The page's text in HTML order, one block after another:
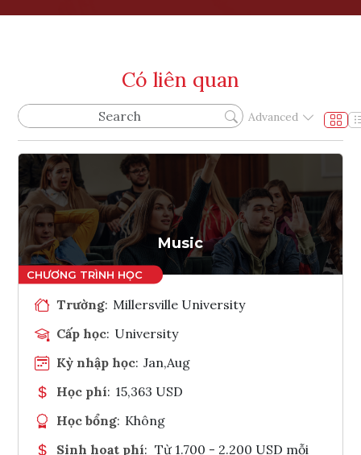
Có liên quan
Advanced
Music
Trường: Millersville University
Cấp học: University
Kỳ nhập học: Jan,Aug
Học phí: 15,363 USD
Học bổng: Không
Sinh hoạt phí: Từ 1.700 - 2.200 USD mỗi